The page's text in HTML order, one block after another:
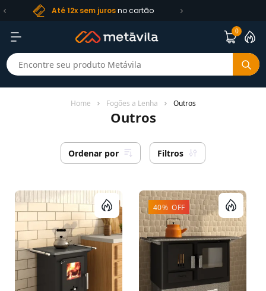
Até 12x sem jurosno cartão
0
Home Fogões a Lenha Outros
Outros
Ordenar por Filtros
40% OFF